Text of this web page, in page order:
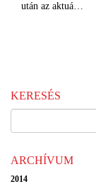
után az aktuá…
KERESÉS
ARCHÍVUM
2014